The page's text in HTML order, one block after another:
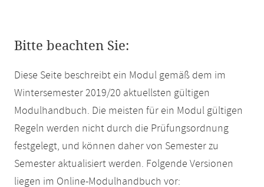
Bitte beachten Sie:
Diese Seite beschreibt ein Modul gemäß dem im
Wintersemester 2019/20 aktuellsten gültigen
Modulhandbuch. Die meisten für ein Modul gültigen
Regeln werden nicht durch die Prüfungsordnung
festgelegt, und können daher von Semester zu
Semester aktualisiert werden. Folgende Versionen
liegen im Online-Modulhandbuch vor: